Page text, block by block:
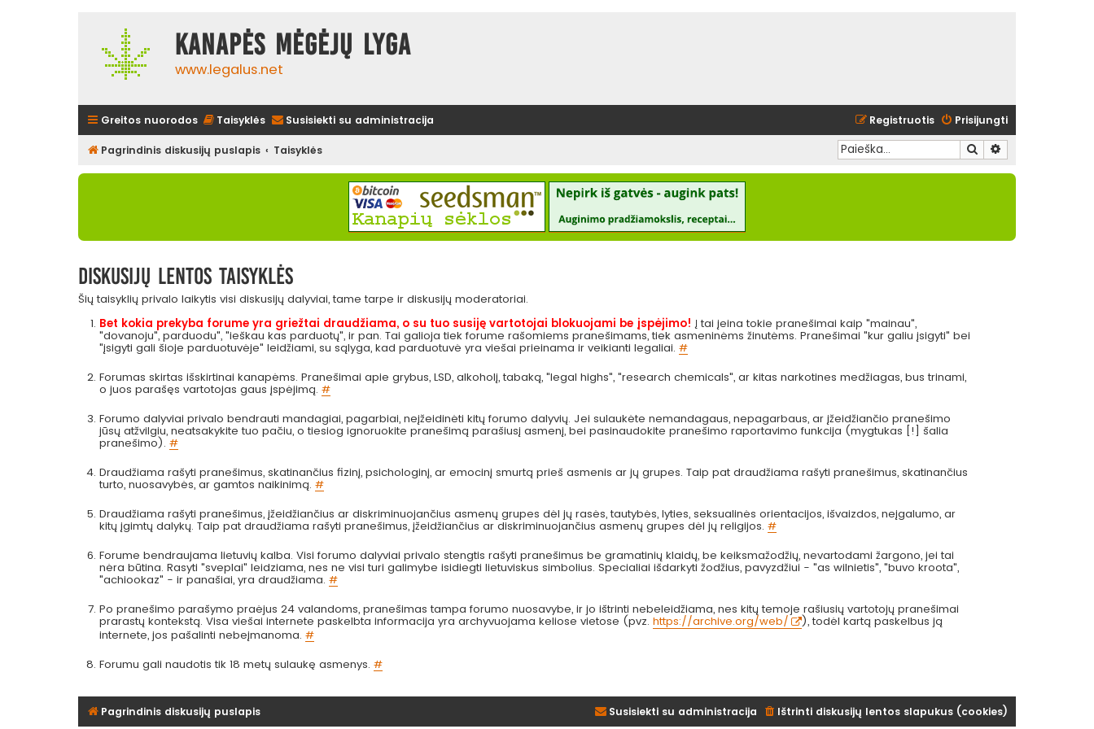
Kanapės mėgėjų lyga
www.legalus.net
Greitos nuorodos Taisyklės Susisiekti su administracija Prisijungti
Registruotis
Pagrindinis diskusijų puslapis Taisyklės Ieškoti
Diskusijų lentos taisyklės
Šių taisyklių privalo laikytis visi diskusijų dalyviai, tame tarpe ir diskusijų moderatoriai.
Bet kokia prekyba forume yra griežtai draudžiama, o su tuo susiję vartotojai blokuojami be įspėjimo! Į tai įeina tokie pranešimai kaip "mainau",
"dovanoju", parduodu", "ieškau kas parduotų", ir pan. Tai galioja tiek forume rašomiems pranešimams, tiek asmeninėms žinutėms. Pranešimai "kur galiu įsigyti" bei
"įsigyti gali šioje parduotuvėje" leidžiami, su sąlyga, kad parduotuvė yra viešai prieinama ir veikianti legaliai.#
Forumas skirtas išskirtinai kanapėms. Pranešimai apie grybus, LSD, alkoholį, tabaką, "legal highs", "research chemicals", ar kitas narkotines medžiagas, bus trinami,
o juos parašęs vartotojas gaus įspėjimą.#
Forumo dalyviai privalo bendrauti mandagiai, pagarbiai, neįžeidinėti kitų forumo dalyvių. Jei sulaukėte nemandagaus, nepagarbaus, ar įžeidžiančio pranešimo
jūsų atžvilgiu, neatsakykite tuo pačiu, o tiesiog ignoruokite pranešimą parašiusį asmenį, bei pasinaudokite pranešimo raportavimo funkcija (mygtukas [!] šalia
pranešimo).#
Draudžiama rašyti pranešimus, skatinančius fizinį, psichologinį, ar emocinį smurtą prieš asmenis ar jų grupes. Taip pat draudžiama rašyti pranešimus, skatinančius
turto, nuosavybės, ar gamtos naikinimą.#
Draudžiama rašyti pranešimus, įžeidžiančius ar diskriminuojančius asmenų grupes dėl jų rasės, tautybės, lyties, seksualinės orientacijos, išvaizdos, neįgalumo, ar
kitų įgimtų dalykų. Taip pat draudžiama rašyti pranešimus, įžeidžiančius ar diskriminuojančius asmenų grupes dėl jų religijos.#
Forume bendraujama lietuvių kalba. Visi forumo dalyviai privalo stengtis rašyti pranešimus be gramatinių klaidų, be keiksmažodžių, nevartodami žargono, jei tai
nėra būtina. Rasyti "sveplai" leidziama, nes ne visi turi galimybe isidiegti lietuviskus simbolius. Specialiai išdarkyti žodžius, pavyzdžiui - "as wilnietis", "buvo kroota",
"achiookaz" - ir panašiai, yra draudžiama.#
Po pranešimo parašymo praėjus 24 valandoms, pranešimas tampa forumo nuosavybe, ir jo ištrinti nebeleidžiama, nes kitų temoje rašiusių vartotojų pranešimai
prarastų kontekstą. Visa viešai internete paskelbta informacija yra archyvuojama keliose vietose (pvz.https://archive.org/web/
), todėl kartą paskelbus ją
internete, jos pašalinti nebeįmanoma.#
Forumu gali naudotis tik 18 metų sulaukę asmenys.#
Pagrindinis diskusijų puslapis Ištrinti diskusijų lentos slapukus (cookies)
Susisiekti su administracija